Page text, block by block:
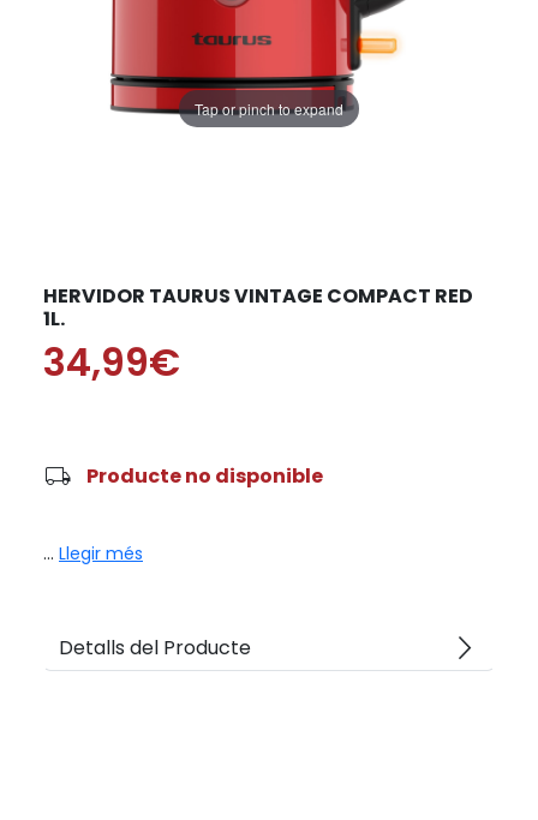
Tap or pinch to expand
HERVIDOR TAURUS VINTAGE COMPACT RED
1L.
34,99€
local_shipping Producte no disponible
... Llegir més
Detalls del Producte arrow_forward_ios